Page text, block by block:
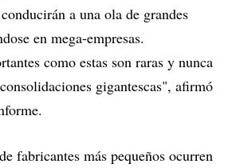
a una ola de grandes
en mega-empresas.
como estas son raras y nunca
gigantescas", afirmó
fabricantes más pequeños ocurren